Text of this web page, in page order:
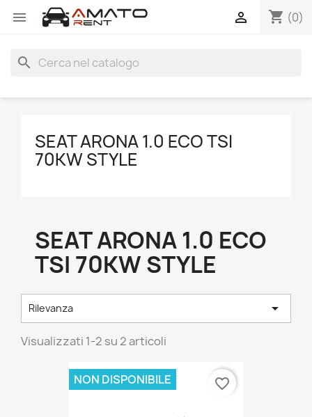
 shopping_cart (0)

search
SEAT ARONA 1.0 ECO TSI
70KW STYLE
SEAT ARONA 1.0 ECO
TSI 70KW STYLE
Rilevanza 
Visualizzati 1-2 su 2 articoli
NON DISPONIBILE favorite_border